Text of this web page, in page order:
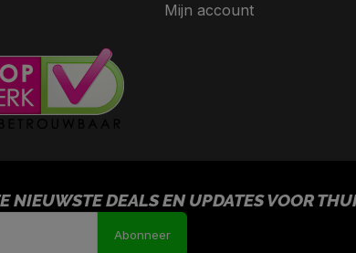
Mijn account
NIEUWSTE DEALS EN UPDATES VOOR
Abonneer